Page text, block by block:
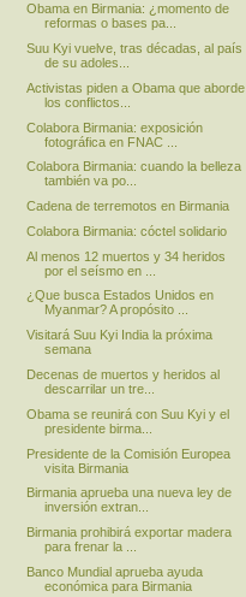
Obama en Birmania: ¿momento de
reformas o bases pa...
Suu Kyi vuelve, tras décadas, al país
de su adoles...
Activistas piden a Obama que aborde
los conflictos...
Colabora Birmania: exposición
fotográfica en FNAC ...
Colabora Birmania: cuando la belleza
también va po...
Cadena de terremotos en Birmania
Colabora Birmania: cóctel solidario
Al menos 12 muertos y 34 heridos
por el seísmo en ...
¿Que busca Estados Unidos en
Myanmar? A propósito ...
Visitará Suu Kyi India la próxima
semana
Decenas de muertos y heridos al
descarrilar un tre...
Obama se reunirá con Suu Kyi y el
presidente birma...
Presidente de la Comisión Europea
visita Birmania
Birmania aprueba una nueva ley de
inversión extran...
Birmania prohibirá exportar madera
para frenar la ...
Banco Mundial aprueba ayuda
económica para Birmania